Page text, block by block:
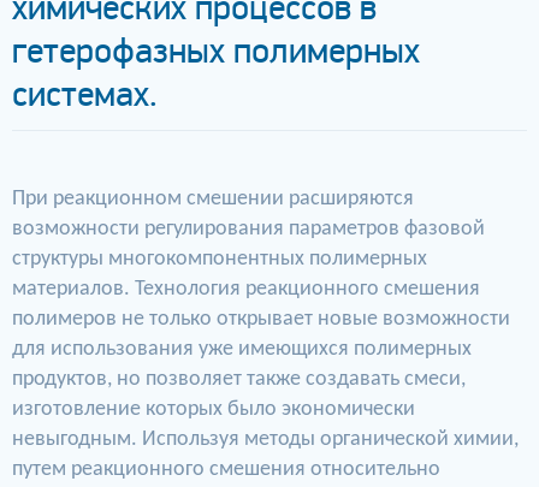
гетерофазных полимерных
системах.
При реакционном смешении расширяются
возможности регулирования параметров фазовой
структуры многокомпонентных полимерных
материалов. Технология реакционного смешения
полимеров не только открывает новые возможности
для использования уже имеющихся полимерных
продуктов, но позволяет также создавать смеси,
изготовление которых было экономически
невыгодным. Используя методы органической химии,
путем реакционного смешения относительно